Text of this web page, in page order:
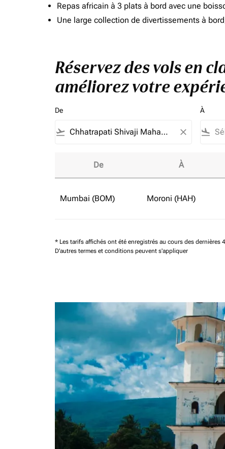
Repas africain à 3 plats à bord avec une
Une large collection de divertissements à
Réservez des vols en
améliorez votre
De
flight_takeoff close
À
flight_land
De À
Mumbai (BOM) Moroni (HAH)
* Les tarifs affichés ont été enregistrés au cours des
D'autres termes et conditions peuvent s'appliquer